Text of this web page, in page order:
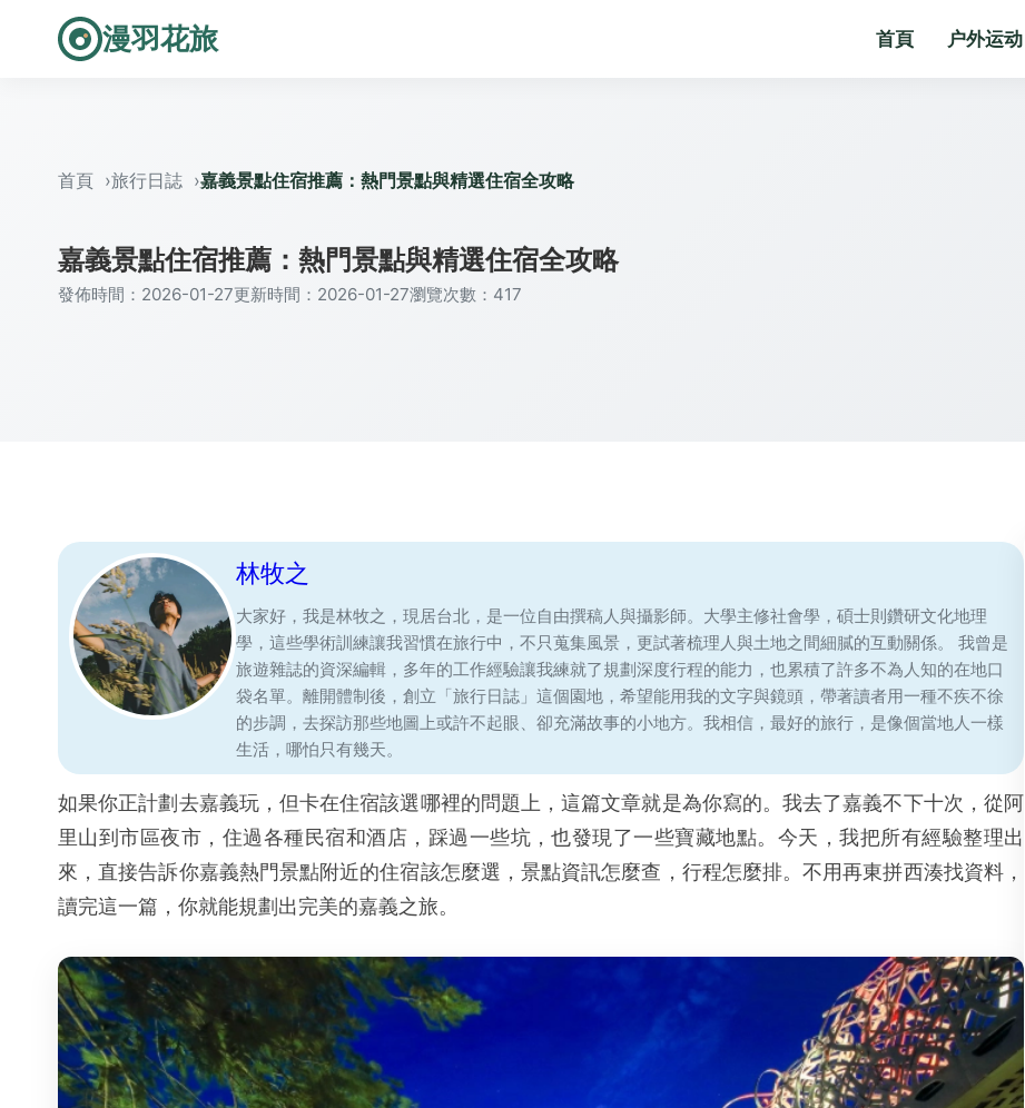
漫羽花旅 首頁 户外运动
首頁 旅行日誌 嘉義景點住宿推薦：熱門景點與精選住宿全攻略
嘉義景點住宿推薦：熱門景點與精選住宿全攻略
發佈時間：2026-01-27更新時間：2026-01-27瀏覽次數：417
林牧之
大家好，我是林牧之，現居台北，是一位自由撰稿人與攝影師。大學主修社會學，碩士則鑽研文化地理
學，這些學術訓練讓我習慣在旅行中，不只蒐集風景，更試著梳理人與土地之間細膩的互動關係。 我曾是
旅遊雜誌的資深編輯，多年的工作經驗讓我練就了規劃深度行程的能力，也累積了許多不為人知的在地口
袋名單。離開體制後，創立「旅行日誌」這個園地，希望能用我的文字與鏡頭，帶著讀者用一種不疾不徐
的步調，去探訪那些地圖上或許不起眼、卻充滿故事的小地方。我相信，最好的旅行，是像個當地人一樣
生活，哪怕只有幾天。
如果你正計劃去嘉義玩，但卡在住宿該選哪裡的問題上，這篇文章就是為你寫的。我去了嘉義不下十次，從阿
里山到市區夜市，住過各種民宿和酒店，踩過一些坑，也發現了一些寶藏地點。今天，我把所有經驗整理出
來，直接告訴你嘉義熱門景點附近的住宿該怎麼選，景點資訊怎麼查，行程怎麼排。不用再東拼西湊找資料，
讀完這一篇，你就能規劃出完美的嘉義之旅。